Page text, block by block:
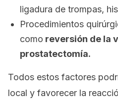
ligadura de trompas,
Procedimientos
como reversión de la
prostatectomía.
Todos estos factores
local y favorecer la